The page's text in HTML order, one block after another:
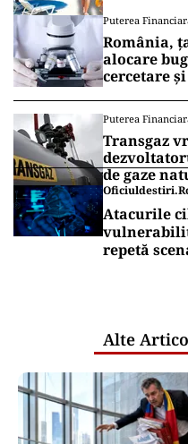
Puterea
România,
alocare
cercetare
Puterea
Transgaz
de gaze
Atacurile
repetă
Alte